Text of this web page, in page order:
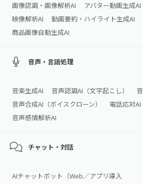
画像認識・画像解析AI
アバター動画生成AI
映像解析AI
動画要約・ハイライト生成AI
商品画像自動生成AI
音声・言語処理
音楽生成AI 音声認識AI（文字起こし）
音声合成AI（ボイスクローン）
電話応対AI
音声感情解析AI
チャット・対話
AIチャットボット（Web／アプリ導入